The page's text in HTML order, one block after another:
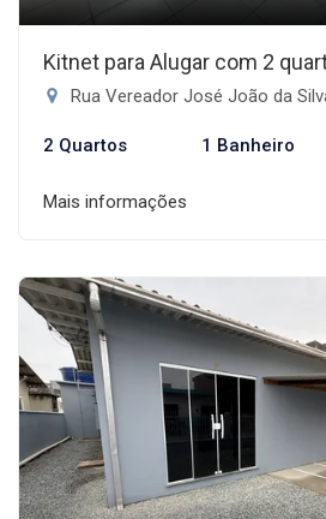
Kitnet para Alugar com 2
Rua Vereador José João da Silva -
2 Quartos 1 Banheiro
Mais informações